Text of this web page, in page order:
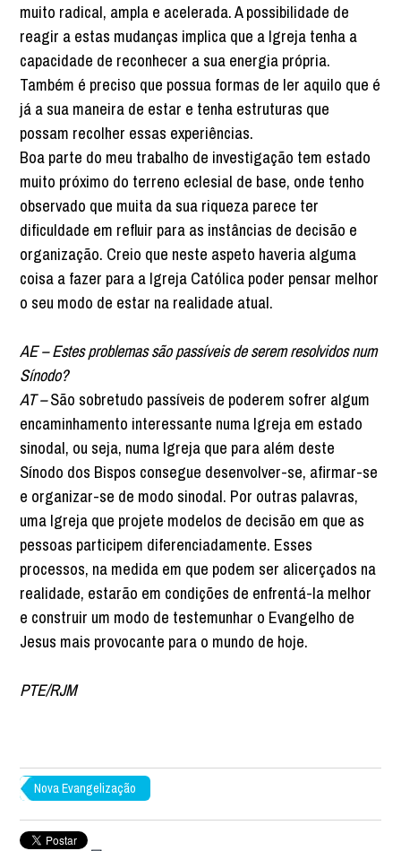
muito radical, ampla e acelerada. A possibilidade de
reagir a estas mudanças implica que a Igreja tenha a
capacidade de reconhecer a sua energia própria.
Também é preciso que possua formas de ler aquilo que é
já a sua maneira de estar e tenha estruturas que
possam recolher essas experiências.
Boa parte do meu trabalho de investigação tem estado
muito próximo do terreno eclesial de base, onde tenho
observado que muita da sua riqueza parece ter
dificuldade em refluir para as instâncias de decisão e
organização. Creio que neste aspeto haveria alguma
coisa a fazer para a Igreja Católica poder pensar melhor
o seu modo de estar na realidade atual.
AE – Estes problemas são passíveis de serem resolvidos num
Sínodo?
AT –São sobretudo passíveis de poderem sofrer algum
encaminhamento interessante numa Igreja em estado
sinodal, ou seja, numa Igreja que para além deste
Sínodo dos Bispos consegue desenvolver-se, afirmar-se
e organizar-se de modo sinodal. Por outras palavras,
uma Igreja que projete modelos de decisão em que as
pessoas participem diferenciadamente. Esses
processos, na medida em que podem ser alicerçados na
realidade, estarão em condições de enfrentá-la melhor
e construir um modo de testemunhar o Evangelho de
Jesus mais provocante para o mundo de hoje.
PTE/RJM
Nova Evangelização